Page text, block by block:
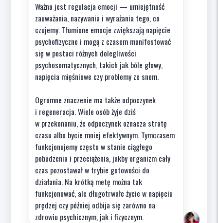
Ważna jest regulacja emocji — umiejętność
zauważania, nazywania i wyrażania tego, co
czujemy. Tłumione emocje zwiększają napięcie
psychofizyczne i mogą z czasem manifestować
się w postaci różnych dolegliwości
psychosomatycznych, takich jak bóle głowy,
napięcia mięśniowe czy problemy ze snem.
Ogromne znaczenie ma także odpoczynek
i regeneracja. Wiele osób żyje dziś
w przekonaniu, że odpoczynek oznacza stratę
czasu albo bycie mniej efektywnym. Tymczasem
funkcjonujemy często w stanie ciągłego
pobudzenia i przeciążenia, jakby organizm cały
czas pozostawał w trybie gotowości do
działania. Na krótką metę można tak
funkcjonować, ale długotrwałe życie w napięciu
prędzej czy później odbija się zarówno na
zdrowiu psychicznym, jak i fizycznym.